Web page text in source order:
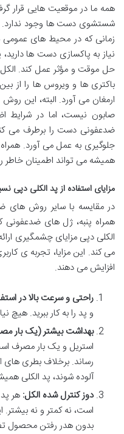
همه ما در موقعیت هایی قرار
شستشوی دست ها وجود ندارد.
زمانی که در محیط های
نیاز به پاکسازی دست ها
حل موقت و مؤثر عمل کند.
باکتری ها و ویروس ها را از
ارمغان می آورد. البته، این
صابون نیست، اما در شرایط
ضدعفونی دست را برطرف می کند
جلوگیری به عمل می آورد.
همیشه می تواند اطمینان خاطر
مزایای استفاده از پد الکلی دپی
در مقایسه با سایر روش های
همراه پنبه، ژل های ضدعفونی
الکلی دپی مزایای چشمگیری
می کند. این مزایا، تجربه ی
افزایش می دهند.
راحتی و سرعت بالا در
و پد را به کار ببرید. هیچ
بهداشت بیشتر (یک بار
استریل و یک بار مصرف
رساند. برخلاف بطری های
آلوده شوند، پد الکلی
دوز کنترل شده الکل:
است، نه کمتر و نه بیشتر.
بدون هدر رفتن محصول